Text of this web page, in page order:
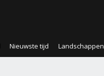
Nieuwste tijd Landschappen